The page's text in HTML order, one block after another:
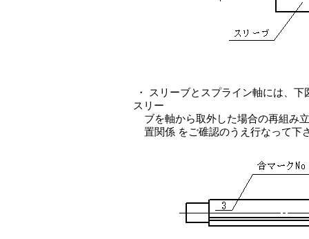
・ スリーブとスプライン軸には、
スリー
ブを軸から取外した場合の再組み
置関係 をご碓認のうえ行なって下